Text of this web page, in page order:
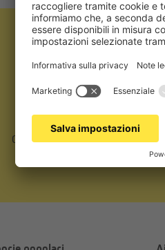
I clienti si fidano di
Oltre 5 milioni di case in Europa
apprezzato la nostra